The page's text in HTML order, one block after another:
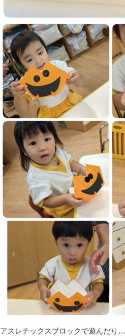
アスレチックスブロックで遊んだり…